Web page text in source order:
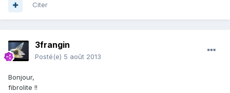
Citer
3frangin
Posté(e) 5 août 2013
Bonjour,
fibrolite !!